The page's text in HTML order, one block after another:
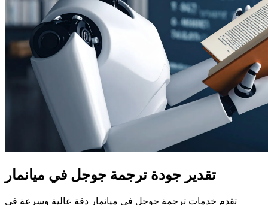
تقدير جودة ترجمة جوجل في ميانمار
تقدم خدمات ترجمة جوجل في ميانمار دقة عالية وسرعة في